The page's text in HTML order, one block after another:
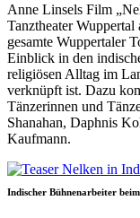
Anne Linsels Film
Tanztheater
gesamte Wuppertaler
Einblick in den
religiösen Alltag im
verknüpft ist. Dazu
Tänzerinnen und
Shanahan, Daphnis
Kaufmann.
Indischer Bühnenarbeiter